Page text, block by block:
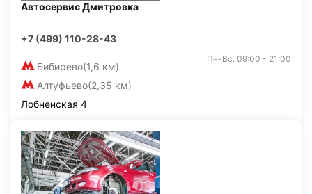
Автосервис Дмитровка
+7 (499) 110-28-43
Бибирево(1,6 км)
Алтуфьево(2,35 км)
Пн-Вс: 09:00 - 21:00
Лобненская 4